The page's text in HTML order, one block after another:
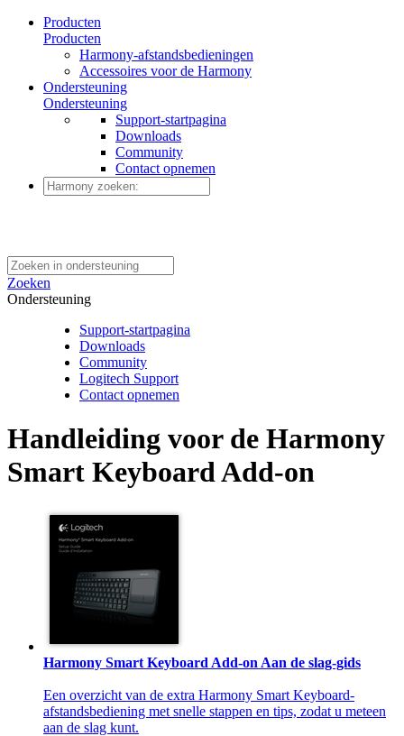
Producten
Producten
Harmony-afstandsbedieningen
Accessoires voor de Harmony
Ondersteuning
Ondersteuning
Support-startpagina
Downloads
Community
Contact opnemen
Zoeken
Ondersteuning
Support-startpagina
Downloads
Community
Logitech Support
Contact opnemen
Handleiding voor de Harmony
Smart Keyboard Add-on
Harmony Smart Keyboard Add-on Aan de slag-gids
Een overzicht van de extra Harmony Smart Keyboard-
afstandsbediening met snelle stappen en tips, zodat u meteen
aan de slag kunt.